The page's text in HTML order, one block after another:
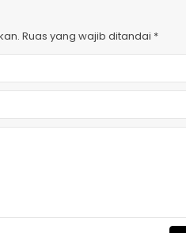
Ruas yang wajib ditandai *